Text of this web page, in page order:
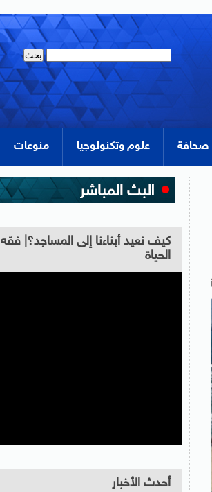
صحافة علوم وتكنولوجيا منوعات
كيف نعيد أبناءنا إلى المساجد؟| فقه
الحياة
أحدث الأخبار